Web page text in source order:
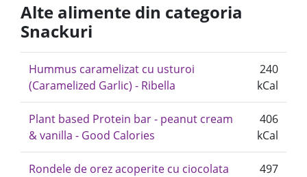
Alte alimente din categoria
Snackuri
Hummus caramelizat cu usturoi
(Caramelized Garlic) - Ribella
240
kCal
Plant based Protein bar - peanut cream
& vanilla - Good Calories
406
kCal
Rondele de orez acoperite cu ciocolata
497